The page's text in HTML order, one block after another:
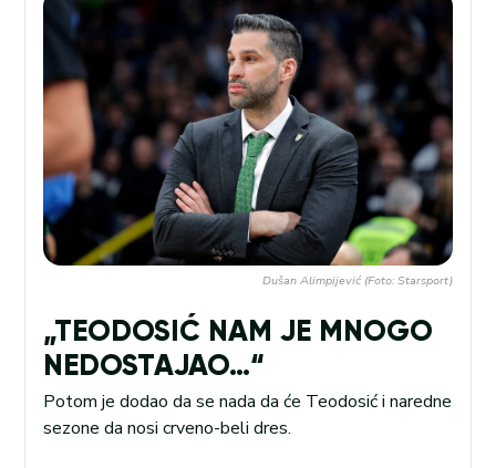
Dušan Alimpijević (Foto: Starsport)
„TEODOSIĆ NAM JE MNOGO
NEDOSTAJAO…“
Potom je dodao da se nada da će Teodosić i naredne
sezone da nosi crveno-beli dres.